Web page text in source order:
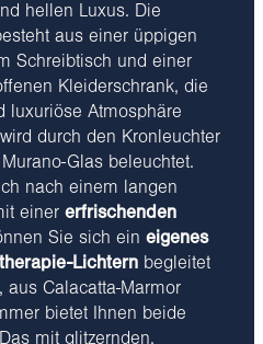
hellen Luxus. Die
aus einer üppigen
Schreibtisch und einer
Kleiderschrank, die
luxuriöse Atmosphäre
durch den Kronleuchter
Glas beleuchtet.
nach einem langen
einer erfrischenden
Sie sich ein eigenes
Lichtern begleitet
aus Calacatta-Marmor
bietet Ihnen beide
mit glitzernden,